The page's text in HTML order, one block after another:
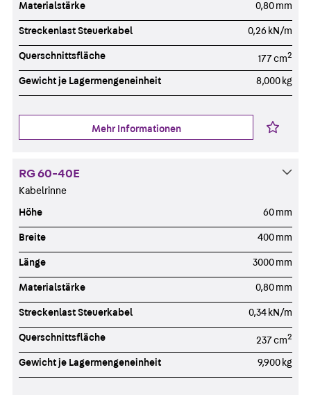
Materialstärke 0,80 mm
Streckenlast Steuerkabel 0,26 kN/m
Querschnittsfläche 177 cm2
Gewicht je Lagermengeneinheit 8,000 kg
Mehr Informationen
RG 60-40E
Kabelrinne
Höhe 60 mm
Breite 400 mm
Länge 3000 mm
Materialstärke 0,80 mm
Streckenlast Steuerkabel 0,34 kN/m
Querschnittsfläche 237 cm2
Gewicht je Lagermengeneinheit 9,900 kg